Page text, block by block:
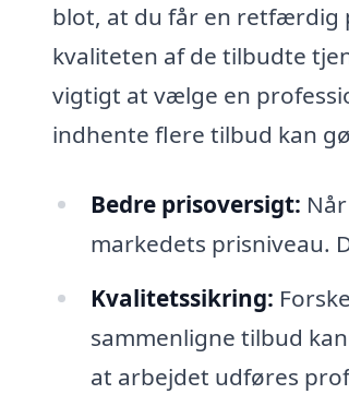
blot, at du får en retfærdig
kvaliteten af de tilbudte
vigtigt at vælge en
indhente flere tilbud kan
Bedre prisoversigt:
markedets prisniveau.
Kvalitetssikring:
sammenligne tilbud
at arbejdet udføres